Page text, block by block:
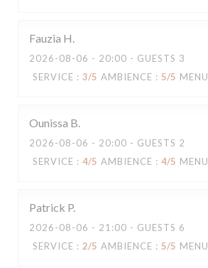
Fauzia H
2026-08-06 - 20:00 - GUESTS 3
SERVICE : 3/5 AMBIENCE : 5/5 MENU
Ounissa B
2026-08-06 - 20:00 - GUESTS 2
SERVICE : 4/5 AMBIENCE : 4/5 MENU
Patrick P
2026-08-06 - 21:00 - GUESTS 6
SERVICE : 2/5 AMBIENCE : 5/5 MENU